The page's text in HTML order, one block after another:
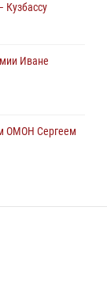
Кузбассу
Иване
ОМОН Сергеем